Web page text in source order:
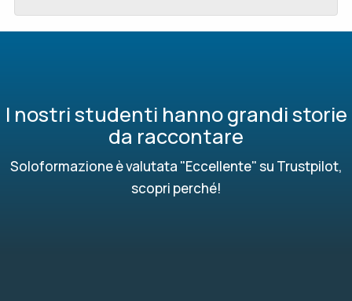
I nostri studenti hanno grandi storie
da raccontare
Soloformazione è valutata "Eccellente" su Trustpilot,
scopri perché!